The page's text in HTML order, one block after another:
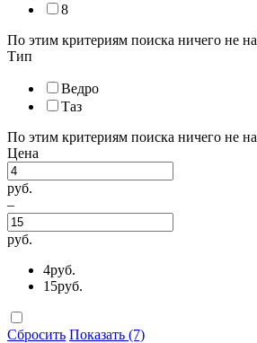
8
По этим критериям поиска ничего не
Тип
Ведро
Таз
По этим критериям поиска ничего не
Цена
руб.
–
руб.
4руб.
15руб.
Сбросить Показать (7)